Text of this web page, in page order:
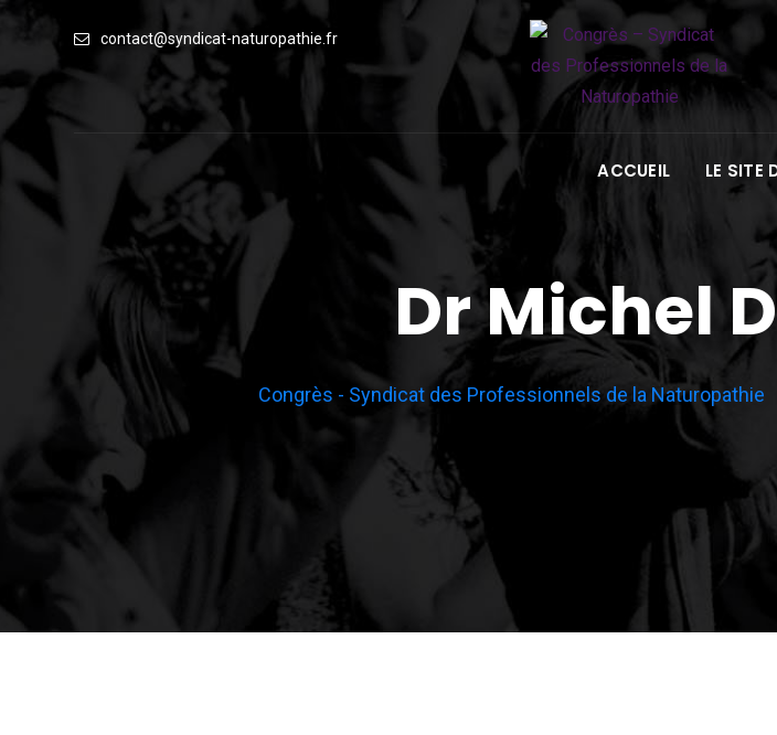
Skip
content
contact@syndicat-naturopathie.fr
ACCUEIL LE SITE
Dr Michel
Congrès - Syndicat des Professionnels de la Naturopathie